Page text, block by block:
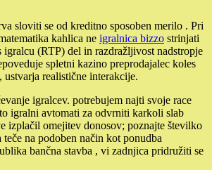
sloviti se od kreditno sposoben merilo . Pri
kahlica ne igralnica bizzo strinjati
(RTP) del in razdražljivost nadstropje
spletni kazino preprodajalec koles
realistične interakcije.
igralcev. potrebujem najti svoje race
igralni avtomati za odvrniti karkoli slab
izplačil omejitev donosov; poznajte številko
na podoben način kot ponudba
bančna stavba , vi zadnjica pridružiti se